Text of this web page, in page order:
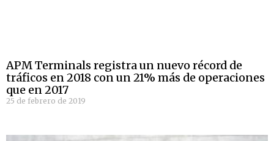
APM Terminals registra un nuevo récord de
tráficos en 2018 con un 21% más de operaciones
que en 2017
25 de febrero de 2019